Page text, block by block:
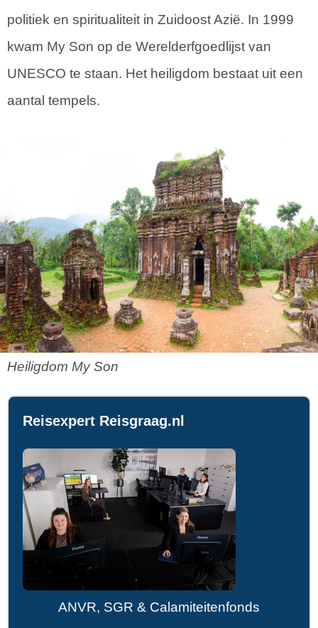
politiek en spiritualiteit in Zuidoost Azië. In 1999
kwam My Son op de Werelderfgoedlijst van
UNESCO te staan. Het heiligdom bestaat uit een
aantal tempels.
Heiligdom My Son
Reisexpert Reisgraag.nl
ANVR, SGR & Calamiteitenfonds